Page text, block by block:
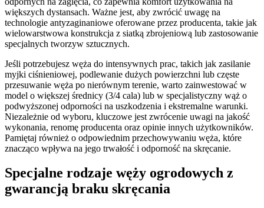
większych dystansach. Ważne jest, aby zwrócić uwagę na
technologie antyzaginaniowe oferowane przez producenta, takie jak
wielowarstwowa konstrukcja z siatką zbrojeniową lub zastosowanie
specjalnych tworzyw sztucznych.
Jeśli potrzebujesz węża do intensywnych prac, takich jak zasilanie
myjki ciśnieniowej, podlewanie dużych powierzchni lub częste
przesuwanie węża po nierównym terenie, warto zainwestować w
model o większej średnicy (3/4 cala) lub w specjalistyczny wąż o
podwyższonej odporności na uszkodzenia i ekstremalne warunki.
Niezależnie od wyboru, kluczowe jest zwrócenie uwagi na jakość
wykonania, renomę producenta oraz opinie innych użytkowników.
Pamiętaj również o odpowiednim przechowywaniu węża, które
znacząco wpływa na jego trwałość i odporność na skręcanie.
Specjalne rodzaje węży ogrodowych z
gwarancją braku skręcania